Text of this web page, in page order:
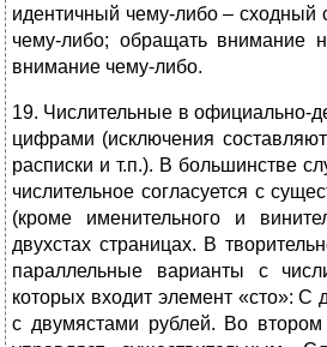
идентичный чему-либо – сходный
чему-либо; обращать внимание
внимание чему-либо.
19. Числительные в официально-
цифрами (исключения
расписки и т.п.). В большинстве
числительное согласуется с
(кроме именительного и
двухстах страницах. В
параллельные варианты с
которых входит элемент «сто»: С
с двумястами рублей. Во втором